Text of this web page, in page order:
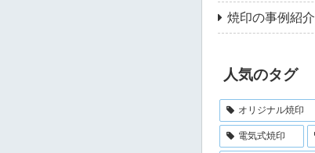
焼印の事例紹介
人気のタグ
オリジナル焼印
電気式焼印